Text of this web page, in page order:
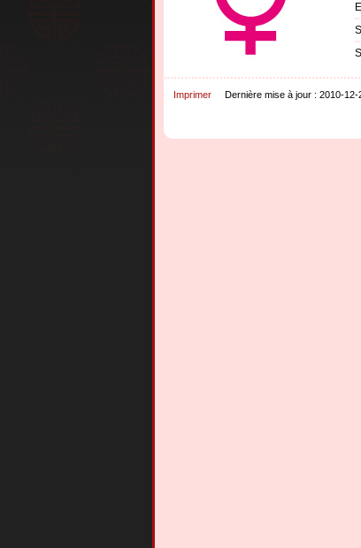
Imprimer Dernière mise à jour : 2010-12-